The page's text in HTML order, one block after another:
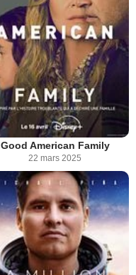
Good American Family
22 mars 2025